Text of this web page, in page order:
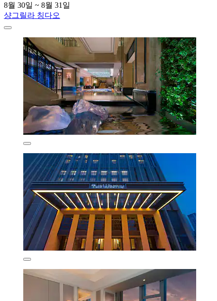
8월 30일 ~ 8월 31일
샹그릴라 칭다오